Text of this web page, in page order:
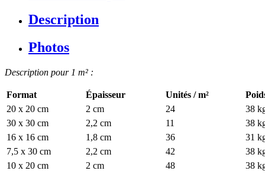
Description
Photos
Description pour 1 m² :
Format Épaisseur Unités / m²
20 x 20 cm
2 cm 24
38
30 x 30 cm
2,2 cm 11
38
16 x 16 cm
1,8 cm 36
31
7,5 x 30 cm
2,2 cm 42
38
10 x 20 cm
2 cm 48 38